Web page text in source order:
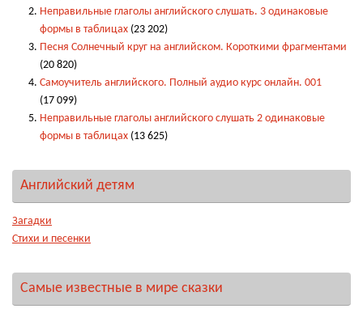
Неправильные глаголы английского слушать. 3 одинаковые
формы в таблицах (23 202)
Песня Солнечный круг на английском. Короткими фрагментами
(20 820)
Самоучитель английского. Полный аудио курс онлайн. 001
(17 099)
Неправильные глаголы английского слушать 2 одинаковые
формы в таблицах (13 625)
Английский детям
Загадки
Стихи и песенки
Самые известные в мире сказки